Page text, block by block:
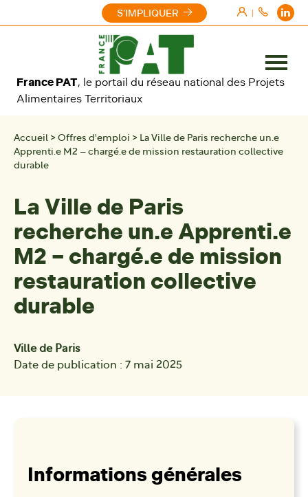
|
France PAT, le portail du réseau national des Projets
Alimentaires Territoriaux
S'IMPLIQUER
Ouvrir
le
Accueil > Offres d'emploi > La Ville de Paris recherche un.e
Apprenti.e M2 – chargé.e de mission restauration collective
durable
La Ville de Paris
recherche un.e Apprenti.e
M2 – chargé.e de mission
restauration collective
durable
Ville de Paris
Date de publication : 7 mai 2025
Informations générales